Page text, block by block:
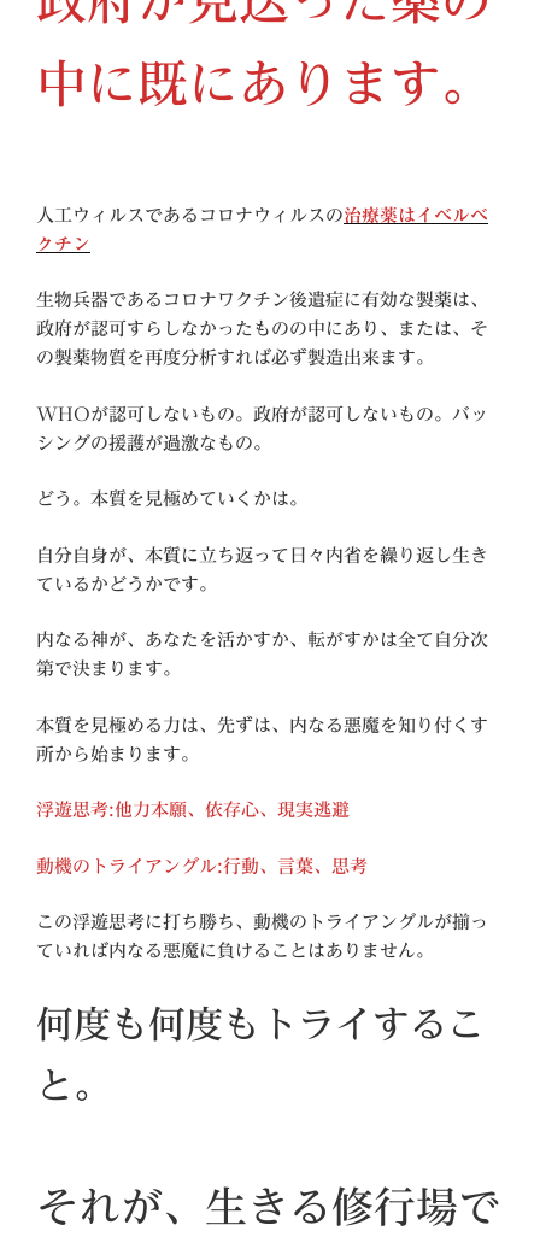
中に既にあります。
人工ウィルスであるコロナウィルスの治療薬はイベルベ
クチン
生物兵器であるコロナワクチン後遺症に有効な製薬は、
政府が認可すらしなかったものの中にあり、または、そ
の製薬物質を再度分析すれば必ず製造出来ます。
WHOが認可しないもの。政府が認可しないもの。バッ
シングの援護が過激なもの。
どう。本質を見極めていくかは。
自分自身が、本質に立ち返って日々内省を繰り返し生き
ているかどうかです。
内なる神が、あなたを活かすか、転がすかは全て自分次
第で決まります。
本質を見極める力は、先ずは、内なる悪魔を知り付くす
所から始まります。
浮遊思考:他力本願、依存心、現実逃避
動機のトライアングル:行動、言葉、思考
この浮遊思考に打ち勝ち、動機のトライアングルが揃っ
ていれば内なる悪魔に負けることはありません。
何度も何度もトライするこ
と。
それが、生きる修行場で